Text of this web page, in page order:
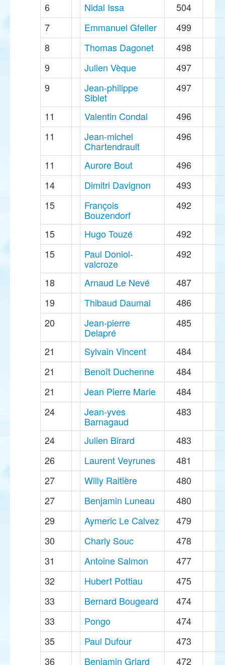
6
Nidal Issa
504
7
Emmanuel Gfeller
499
8
Thomas Dagonet
498
9
Julien Vèque
497
9
Jean-philippe
Siblet
497
11 Valentin Condal
496
11
Jean-michel
Chartendrault
496
11 Aurore Bout
496
14
Dimitri Davignon
493
15
François
Bouzendorf
492
15 Hugo Touzé
492
15
Paul Doniol-
valcroze
492
18 Arnaud Le Nevé
487
19
Thibaud Daumal
486
20
Jean-pierre
Delapré
485
21 Sylvain Vincent
484
21
Benoît Duchenne
484
21
Jean Pierre Marie
484
24
Jean-yves
Barnagaud
483
24 Julien Birard
483
26
Laurent Veyrunes
481
27
Willy Raitière
480
27
Benjamin Luneau
480
29
Aymeric Le Calvez
479
30
Charly Souc
478
31
Antoine Salmon
477
32
Hubert Pottiau
475
33
Bernard Bougeard
474
33
Pongo
474
35
Paul Dufour
473
36
Benjamin Griard 472